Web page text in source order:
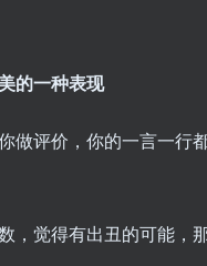
的一种表现
做评价，你的一言一行
，觉得有出丑的可能，